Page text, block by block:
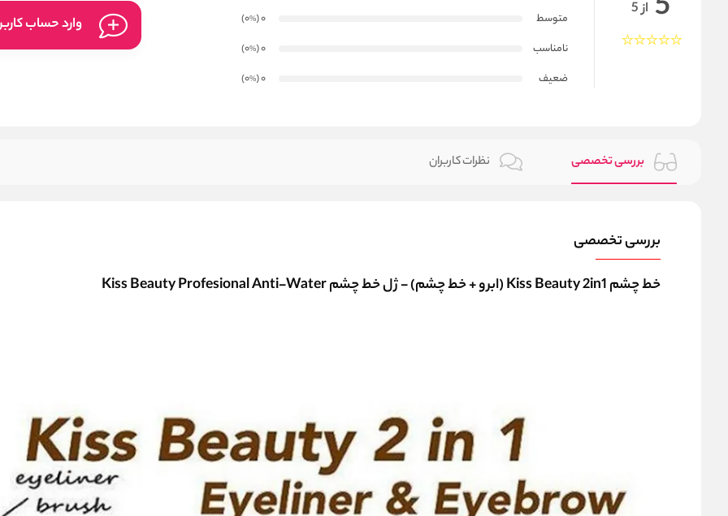
از 5
متوسط
0
(0
%
)
نامناسب
0
(0
%
)
ضعیف
0
(0
%
)
وارد حساب
بررسی تخصصی نظرات کاربران
بررسی تخصصی
خط چشم Kiss Beauty 2in1 (ابرو + خط چشم) - ژل خط چشم Kiss Beauty Profesional Anti-Water